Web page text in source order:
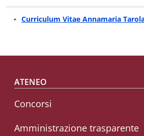
Curriculum Vitae Annamaria
Footer menu
ATENEO
Concorsi
Amministrazione trasparente